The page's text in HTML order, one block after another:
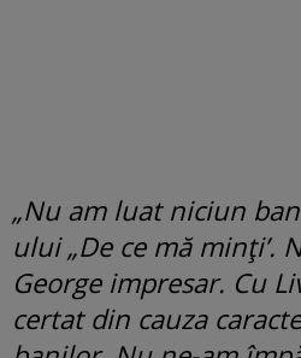
„Nu am luat niciun
ului „De ce mă minți’.
George impresar. Cu
certat din cauza